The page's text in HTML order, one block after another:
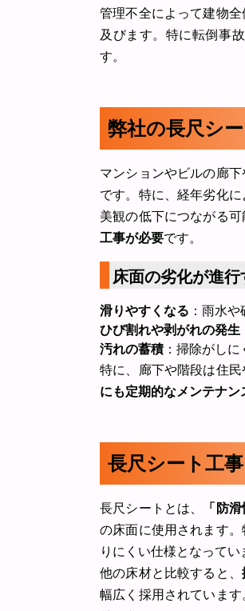
管理不全によって建物
及びます。特に転倒事
す。
弊社の長尺シ
マンションやビルの廊
です。特に、経年劣化
美観の低下につながる
工事が必要です。
床面の劣化が進
滑りやすくなる ：雨水
ひび割れや剥がれの発生
汚れの蓄積：掃除がしに
特に、廊下や階段は住民
にも定期的なメンテナン
長尺シート工
長尺シートとは、 「防
の床面に使用されます。
りにくい仕様となってい
他の床材と比較すると、
幅広く採用されています